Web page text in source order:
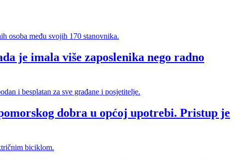
je imala više zaposlenika nego radno
dobra u općoj upotrebi. Pristup je